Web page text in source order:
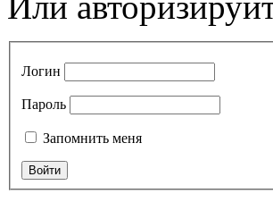
Логин
Пароль
Запомнить меня